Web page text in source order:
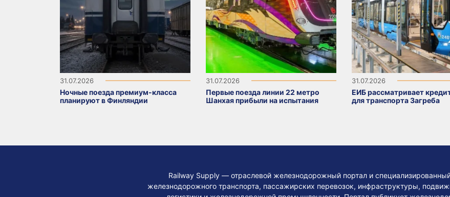
31.07.2026
Ночные поезда премиум-класса
планируют в Финляндии
31.07.2026
Первые поезда линии 22 метро
Шанхая прибыли на испытания
31.07.2026
ЕИБ рассматривает
для транспорта Загреба
Railway Supply — отраслевой железнодорожный портал и
железнодорожного транспорта, пассажирских перевозок, инфраструктуры,